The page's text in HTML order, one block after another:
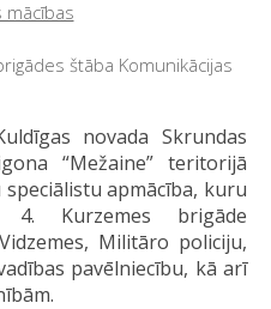
mācības
štāba Komunikācijas
novada Skrundas
“Mežaine” teritorijā
apmācība, kuru
4. Kurzemes brigāde
Militāro policiju,
pavēlniecību, kā arī